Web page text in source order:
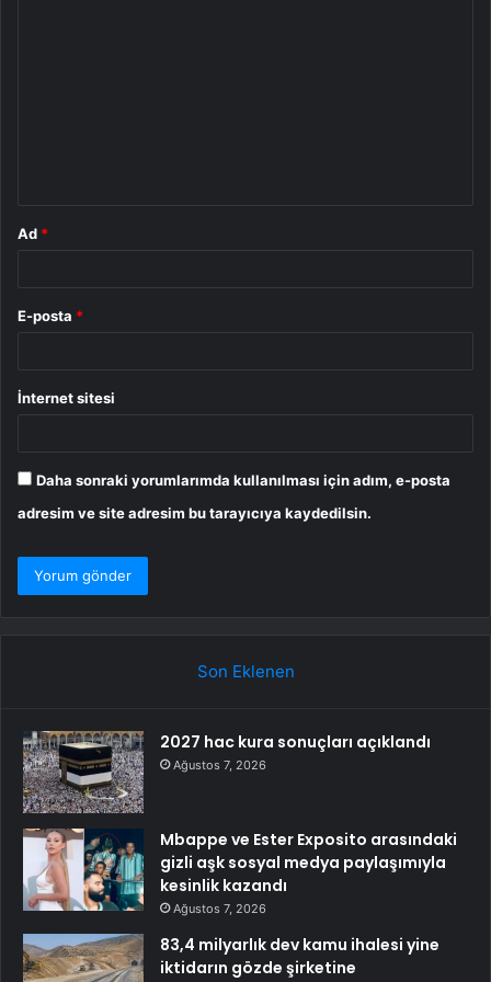
Ad *
E-posta *
İnternet sitesi
Daha sonraki yorumlarımda kullanılması için adım, e-posta
adresim ve site adresim bu tarayıcıya kaydedilsin.
Son Eklenen
2027 hac kura sonuçları açıklandı
Ağustos 7, 2026
Mbappe ve Ester Exposito arasındaki
gizli aşk sosyal medya paylaşımıyla
kesinlik kazandı
Ağustos 7, 2026
83,4 milyarlık dev kamu ihalesi yine
iktidarın gözde şirketine